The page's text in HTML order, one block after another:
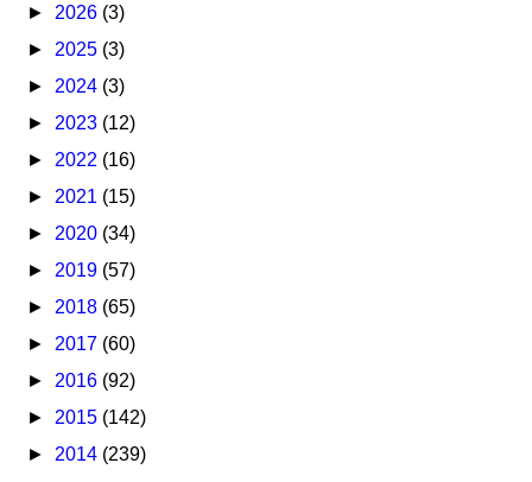
► 2026 (3)
► 2025 (3)
► 2024 (3)
► 2023 (12)
► 2022 (16)
► 2021 (15)
► 2020 (34)
► 2019 (57)
► 2018 (65)
► 2017 (60)
► 2016 (92)
► 2015 (142)
► 2014 (239)